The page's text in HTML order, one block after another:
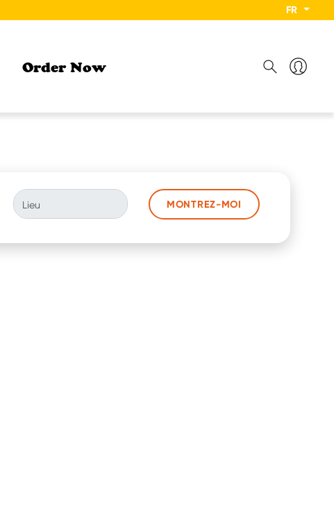
FR
Order Now
Lieu MONTREZ-MOI